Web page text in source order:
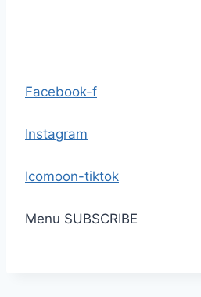
Facebook-f
Instagram
Icomoon-tiktok
Menu SUBSCRIBE